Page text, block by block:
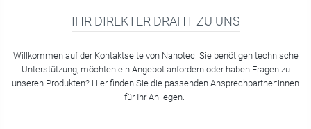
IHR DIREKTER DRAHT ZU UNS
Willkommen auf der Kontaktseite von Nanotec. Sie benötigen technische
Unterstützung, möchten ein Angebot anfordern oder haben Fragen zu
unseren Produkten? Hier finden Sie die passenden Ansprechpartner:innen
für Ihr Anliegen.